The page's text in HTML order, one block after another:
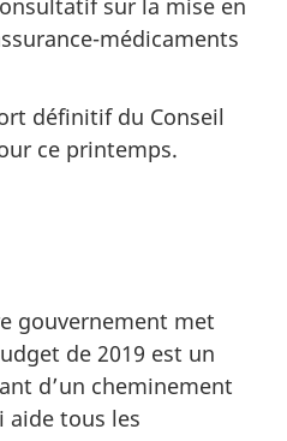
médicaments
définitif du Conseil
ce printemps.
gouvernement met
de 2019 est un
d’un cheminement
aide tous les